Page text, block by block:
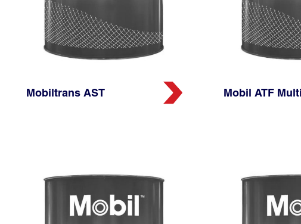
Mobiltrans AST Mobil ATF